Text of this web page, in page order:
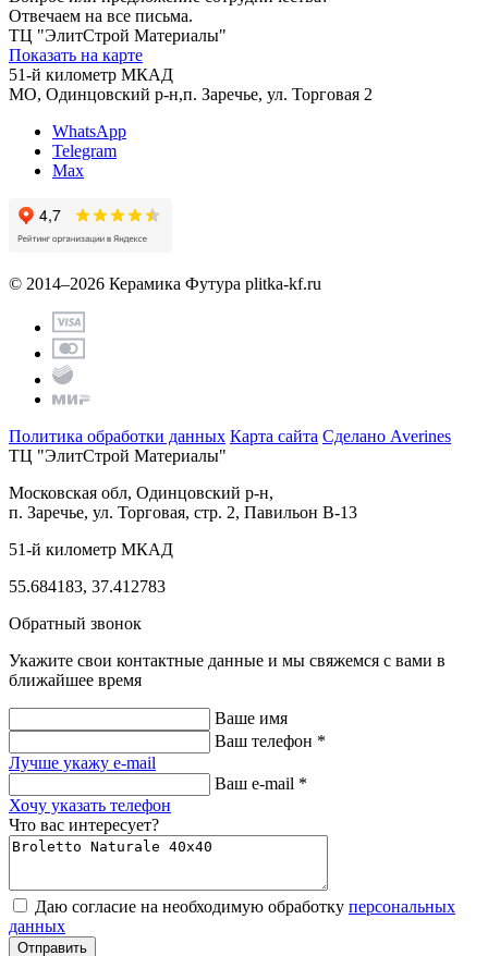
Отвечаем на все письма.
ТЦ "ЭлитСтрой Материалы"
Показать на карте
51-й километр МКАД
МО, Одинцовский р-н,п. Заречье, ул. Торговая 2
WhatsApp
Telegram
Max
© 2014–2026 Керамика Футура plitka-kf.ru
Политика обработки данных Карта сайта Сделано Averines
ТЦ "ЭлитСтрой Материалы"
Московская обл, Одинцовский р-н,
п. Заречье, ул. Торговая, стр. 2, Павильон В-13
51-й километр МКАД
55.684183, 37.412783
Обратный звонок
Укажите свои контактные данные и мы свяжемся с вами в
ближайшее время
Ваше имя
Ваш телефон *
Лучше укажу e-mail
Ваш e-mail *
Хочу указать телефон
Что вас интересует?
Даю согласие на необходимую обработку персональных
данных
Отправить